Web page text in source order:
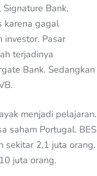
Bank,
karena gagal
investor. Pasar
terjadinya
Bank. Sedangkan
menjadi pelajaran.
saham Portugal. BES
sekitar 2,1 juta orang.
juta orang.